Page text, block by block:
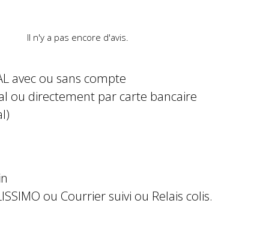
Il n'y a pas encore d'avis.
avec ou sans compte
ou directement par carte bancaire
ou Courrier suivi ou Relais colis.